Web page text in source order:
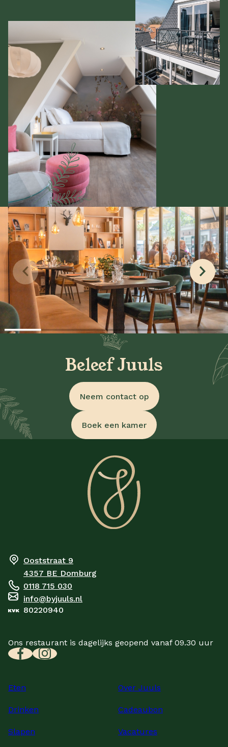
Beleef Juuls
Neem contact op
Boek een kamer
Ooststraat 9
4357 BE Domburg
0118 715 030
info@byjuuls.nl
80220940
Ons restaurant is dagelijks geopend vanaf 09.30 uur
Eten
Drinken
Slapen
Over Juuls
Cadeaubon
Vacatures